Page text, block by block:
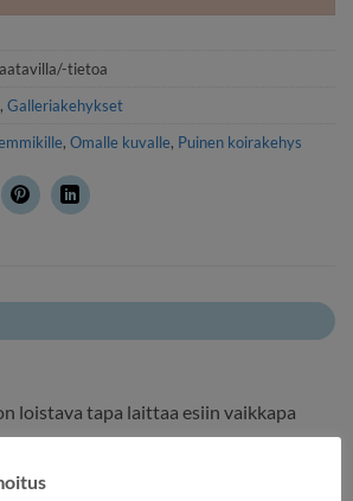
tietoa
, Galleriakehykset
, Omalle kuvalle, Puinen koirakehys
loistava tapa laittaa esiin vaikkapa